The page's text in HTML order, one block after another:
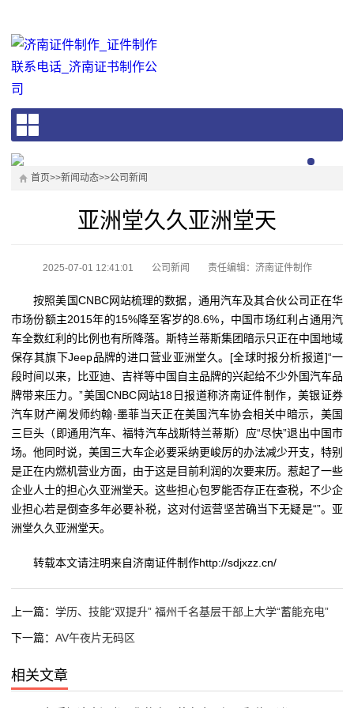
首页>>新闻动态>>公司新闻
亚洲堂久久亚洲堂天
2025-07-01 12:41:01 公司新闻 责任编辑：济南证件制作
按照美国CNBC网站梳理的数据，通用汽车及其合伙公司正在华
市场份额主2015年的15%降至客岁的8.6%，中国市场红利占通用汽
车全数红利的比例也有所降落。斯特兰蒂斯集团暗示只正在中国地域
保存其旗下Jeep品牌的进口营业亚洲堂久。[全球时报分析报道]“一
段时间以来，比亚迪、吉祥等中国自主品牌的兴起给不少外国汽车品
牌带来压力。”美国CNBC网站18日报道称济南证件制作，美银证券
汽车财产阐发师约翰·墨菲当天正在美国汽车协会相关中暗示，美国
三巨头（即通用汽车、福特汽车战斯特兰蒂斯）应“尽快”退出中国市
场。他同时说，美国三大车企必要采纳更峻厉的办法减少开支，特别
是正在内燃机营业方面，由于这是目前利润的次要来历。惹起了一些
企业人士的担心久亚洲堂天。这些担心包罗能否存正在查税，不少企
业担心若是倒查多年必要补税，这对付运营坚苦确当下无疑是“”。亚
洲堂久久亚洲堂天。
转载本文请注明来自济南证件制作http://sdjxzz.cn/
上一篇： 学历、技能“双提升” 福州千名基层干部上大学“蓄能充电”
下一篇： AV午夜片无码区
相关文章